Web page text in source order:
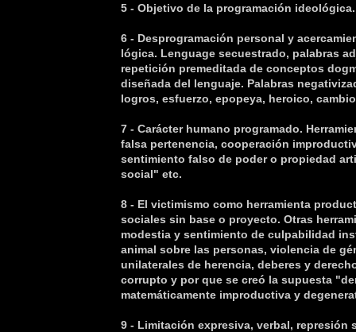
5 - Objetivo de la programación ideológica.
6 - Desprogramación personal y
lógica. Lenguage secuestrado, palabras
repetición premeditada de conceptos
diseñada del lenguaje. Palabras
logros, esfuerzo, epopeya, heroico,
7 - Carácter humano programado.
falsa pertenencia, cooperación
sentimiento falso de poder o propiedad
social" etc.
8 - El victimismo como herramienta
sociales sin base o proyecto. Otras
modestia y sentimiento de culpabilidad
animal sobre las personas, violencia de
unilaterales de herencia, deberes y
corrupto y por que se creó la supuesta
matemáticamente improductiva y
9 - Limitación expresiva, verbal, represión